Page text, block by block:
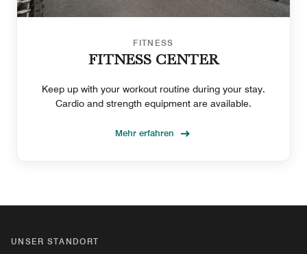
FITNESS
FITNESS CENTER
Keep up with your workout routine during your stay.
Cardio and strength equipment are available.
Mehr erfahren
UNSER STANDORT